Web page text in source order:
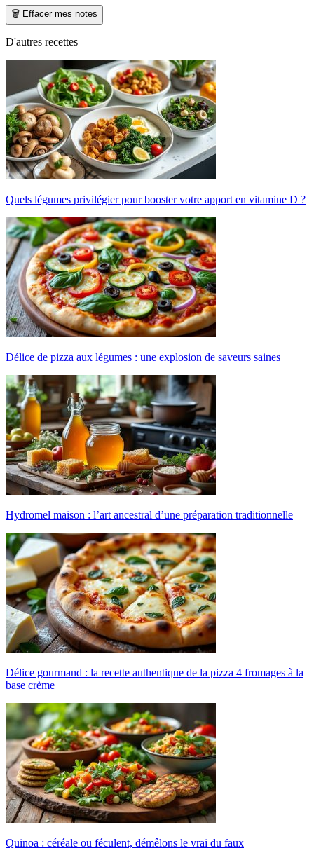
🗑️ Effacer mes notes
D'autres recettes
Quels légumes privilégier pour booster votre apport en vitamine D ?
Délice de pizza aux légumes : une explosion de saveurs saines
Hydromel maison : l’art ancestral d’une préparation traditionnelle
Délice gourmand : la recette authentique de la pizza 4 fromages à la
base crème
Quinoa : céréale ou féculent, démêlons le vrai du faux